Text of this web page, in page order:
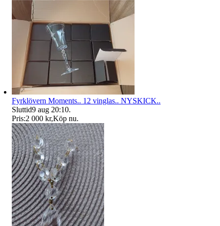
Fyrklövern Moments.. 12 vinglas.. NYSKICK..
Sluttid9 aug 20:10.
Pris:2 000 kr,Köp nu.